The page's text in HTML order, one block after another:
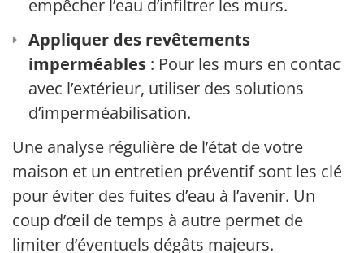
empêcher l’eau d’infiltrer les murs.
Appliquer des revêtements
imperméables : Pour les murs en contact
avec l’extérieur, utiliser des solutions
d’imperméabilisation.
Une analyse régulière de l’état de votre
maison et un entretien préventif sont les clés
pour éviter des fuites d’eau à l’avenir. Un
coup d’œil de temps à autre permet de
limiter d’éventuels dégâts majeurs.